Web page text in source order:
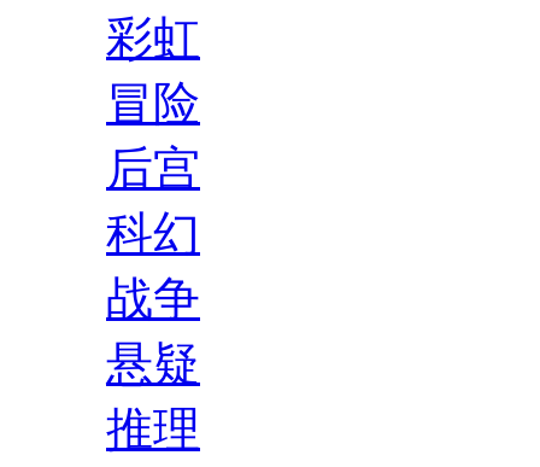
彩虹
冒险
后宫
科幻
战争
悬疑
推理